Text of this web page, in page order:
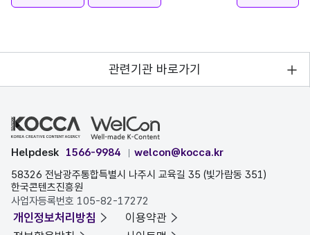
관련기관 바로가기
Helpdesk 1566-9984
welcon@kocca.kr
58326 전남광주통합특별시 나주시 교육길 35 (빛가람동 351)
한국콘텐츠진흥원
사업자등록번호 105-82-17272
개인정보처리방침
이용약관